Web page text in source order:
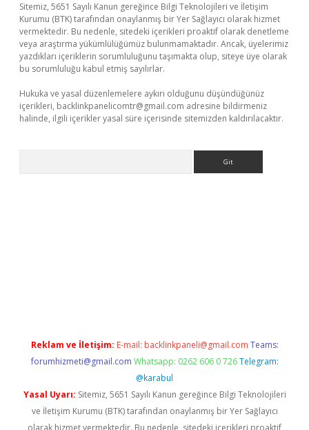
Sitemiz, 5651 Sayılı Kanun gereğince Bilgi Teknolojileri ve İletişim
Kurumu (BTK) tarafından onaylanmış bir Yer Sağlayıcı olarak hizmet
vermektedir. Bu nedenle, sitedeki içerikleri proaktif olarak denetleme
veya araştırma yükümlülüğümüz bulunmamaktadır. Ancak, üyelerimiz
yazdıkları içeriklerin sorumluluğunu taşımakta olup, siteye üye olarak
bu sorumluluğu kabul etmiş sayılırlar.
Hukuka ve yasal düzenlemelere aykırı olduğunu düşündüğünüz
içerikleri, backlinkpanelicomtr@gmail.com adresine bildirmeniz
halinde, ilgili içerikler yasal süre içerisinde sitemizden kaldırılacaktır.
Reklam ve İletişim: E-mail: backlinkpaneli@gmail.com Teams:
forumhizmeti@gmail.com Whatsapp: 0262 606 0 726 Telegram:
@karabul
Yasal Uyarı: Sitemiz, 5651 Sayılı Kanun gereğince Bilgi Teknolojileri
ve İletişim Kurumu (BTK) tarafından onaylanmış bir Yer Sağlayıcı
olarak hizmet vermektedir. Bu nedenle, sitedeki içerikleri proaktif